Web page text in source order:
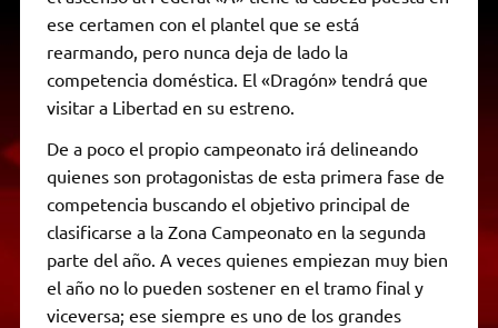
ese certamen con el plantel que se está
rearmando, pero nunca deja de lado la
competencia doméstica. El «Dragón» tendrá que
visitar a Libertad en su estreno.
De a poco el propio campeonato irá delineando
quienes son protagonistas de esta primera fase de
competencia buscando el objetivo principal de
clasificarse a la Zona Campeonato en la segunda
parte del año. A veces quienes empiezan muy bien
el año no lo pueden sostener en el tramo final y
viceversa; ese siempre es uno de los grandes